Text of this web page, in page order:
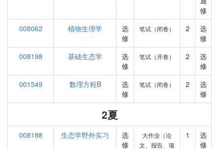
修
008062
植物生理学
选
修
笔试（闭卷） 2
选
修
008198
基础生态学
选
修
笔试（开卷） 2
选
修
001549
数理方程B
选
修
笔试（闭卷） 2
选
修
2夏
008188 生态学野外实习
选
修
大作业（论
文、报告、项
1
选
修